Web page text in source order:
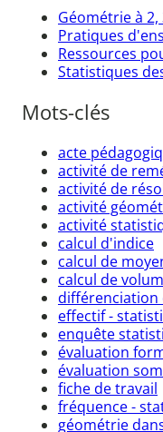
Géométrie à
Pratiques
Ressources
Statistiques
Mots-clés
acte
activité de
activité de
activité
activité
calcul d'indice
calcul de
calcul de
différenciation
effectif -
enquête
évaluation
évaluation
fiche de travail
fréquence -
géométrie